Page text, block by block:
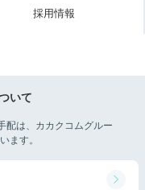
採用情報
いて
配は、カカクコムグルー
ます。